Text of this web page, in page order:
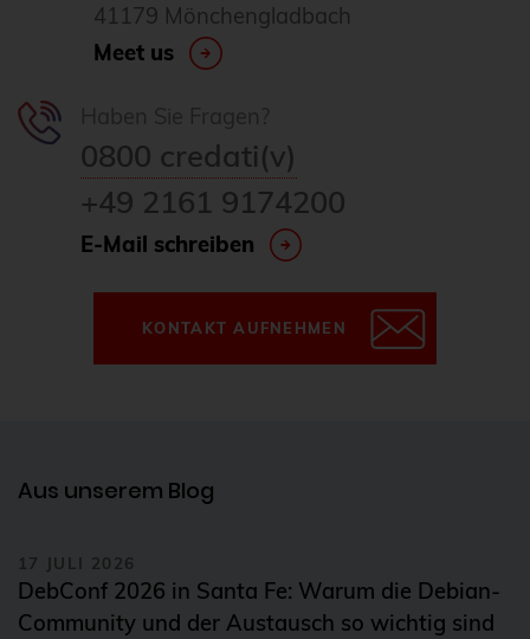
41179 Mönchengladbach
Meet us
0800 credati(v)
+49 2161 9174200
E-Mail schreiben
KONTAKT AUFNEHMEN
Aus unserem Blog
17 JULI 2026
DebConf 2026 in Santa Fe: Warum die Debian-
Community und der Austausch so wichtig sind